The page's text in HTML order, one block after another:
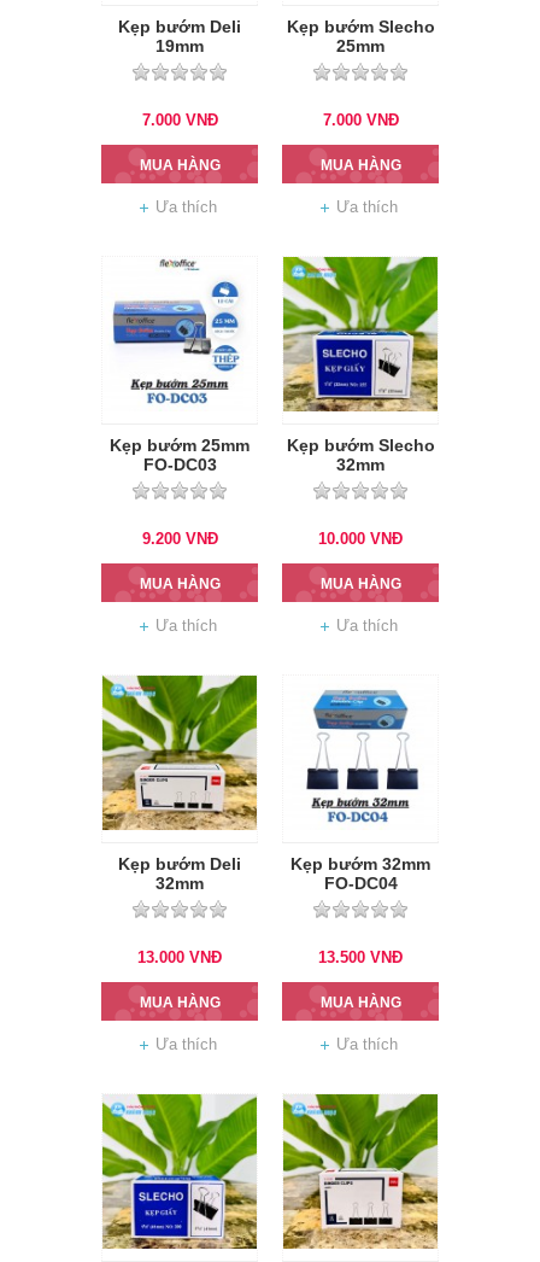
Kẹp bướm Deli
19mm
7.000 VNĐ
MUA HÀNG
Ưa thích
Kẹp bướm Slecho
25mm
7.000 VNĐ
MUA HÀNG
Ưa thích
Kẹp bướm 25mm
FO-DC03
9.200 VNĐ
MUA HÀNG
Ưa thích
Kẹp bướm Slecho
32mm
10.000 VNĐ
MUA HÀNG
Ưa thích
Kẹp bướm Deli
32mm
13.000 VNĐ
MUA HÀNG
Ưa thích
Kẹp bướm 32mm
FO-DC04
13.500 VNĐ
MUA HÀNG
Ưa thích